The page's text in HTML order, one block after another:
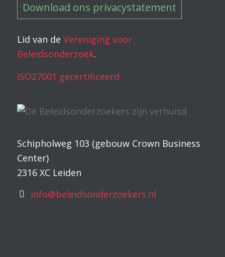
Download ons privacystatement
Lid van de Vereniging voor
Beleidsonderzoek.
ISO27001 gecertificeerd
Schipholweg 103 (gebouw Crown Business
Center)
2316 XC Leiden
info@beleidsonderzoekers.nl